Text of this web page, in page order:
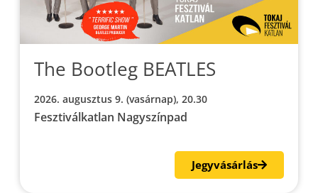
The Bootleg BEATLES
2026. augusztus 9. (vasárnap), 20.30
Fesztiválkatlan Nagyszínpad
Jegyvásárlás